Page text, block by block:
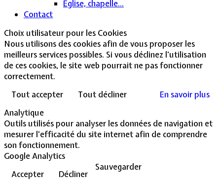
Église, chapelle...
Contact
Choix utilisateur pour les Cookies
Nous utilisons des cookies afin de vous proposer les
meilleurs services possibles. Si vous déclinez l'utilisation
de ces cookies, le site web pourrait ne pas fonctionner
correctement.
Tout accepter
Tout décliner
En savoir plus
Analytique
Outils utilisés pour analyser les données de navigation et
mesurer l'efficacité du site internet afin de comprendre
son fonctionnement.
Google Analytics
Accepter
Décliner
Sauvegarder